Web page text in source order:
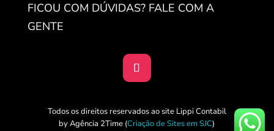
FICOU COM DÚVIDAS? FALE COM A
GENTE
Todos os direitos reservados ao site Lippi Contabil
by Agência 2Time (Criação de Sites em SJC)